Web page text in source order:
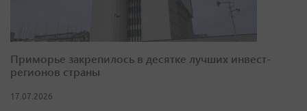
Приморье закрепилось в десятке лучших инвест-
регионов страны
17.07.2026